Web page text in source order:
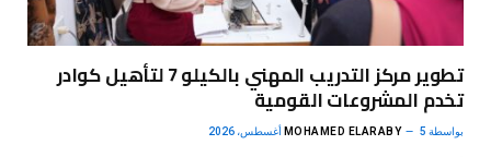
تطوير مركز التدريب المهني بالكيلو 7 لتأهيل كوادر
تخدم المشروعات القومية
بواسطة MOHAMED ELARABY 5 أغسطس، 2026